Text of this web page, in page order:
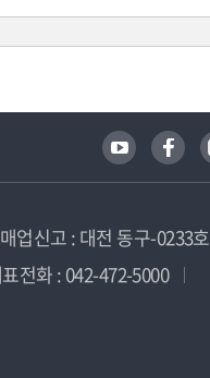
업신고 : 대전 동구-0233호
전화 : 042-472-5000